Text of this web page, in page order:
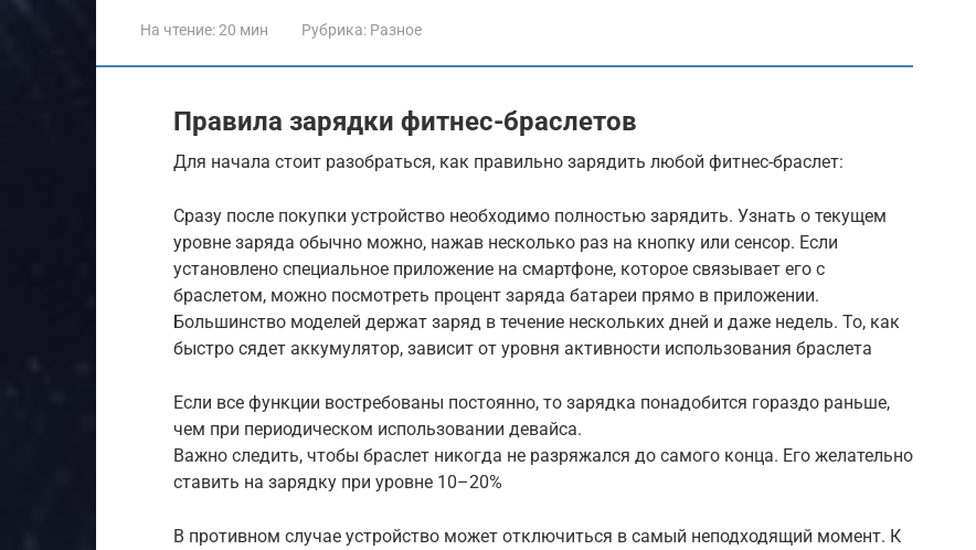
На чтение:20 мин Рубрика: Разное
Правила зарядки фитнес-браслетов
Для начала стоит разобраться, как правильно зарядить любой фитнес-браслет:
Сразу после покупки устройство необходимо полностью зарядить. Узнать о текущем
уровне заряда обычно можно, нажав несколько раз на кнопку или сенсор. Если
установлено специальное приложение на смартфоне, которое связывает его с
браслетом, можно посмотреть процент заряда батареи прямо в приложении.
Большинство моделей держат заряд в течение нескольких дней и даже недель. То, как
быстро сядет аккумулятор, зависит от уровня активности использования браслета
Если все функции востребованы постоянно, то зарядка понадобится гораздо раньше,
чем при периодическом использовании девайса.
Важно следить, чтобы браслет никогда не разряжался до самого конца. Его желательно
ставить на зарядку при уровне 10–20%
В противном случае устройство может отключиться в самый неподходящий момент. К